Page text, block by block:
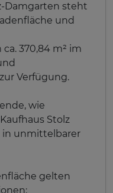
Damgarten steht
und
370,84 m² im
Verfügung.
wie
Stolz
in unmittelbarer
gelten